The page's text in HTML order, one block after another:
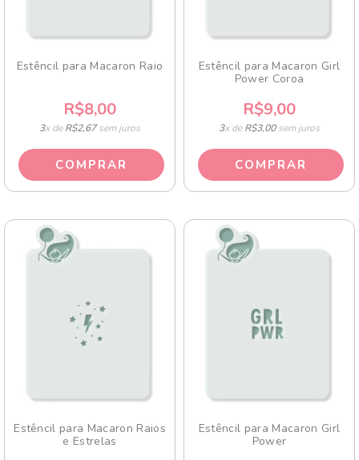
Estêncil para Macaron Raio
R$8,00
3x deR$2,67sem juros
Estêncil para Macaron Girl
Power Coroa
R$9,00
3x deR$3,00sem juros
Estêncil para Macaron Raios
e Estrelas
Estêncil para Macaron Girl
Power